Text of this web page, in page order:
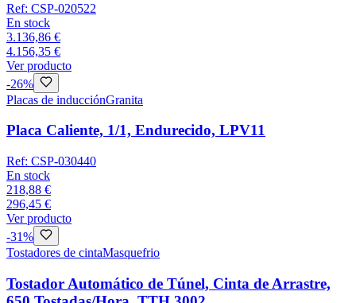
Ref: CSP-020522
En stock
3.136,86 €
4.156,35 €
Ver producto
-26%
Placas de inducciónGranita
Placa Caliente, 1/1, Endurecido, LPV11
Ref: CSP-030440
En stock
218,88 €
296,45 €
Ver producto
-31%
Tostadores de cintaMasquefrio
Tostador Automático de Túnel, Cinta de Arrastre,